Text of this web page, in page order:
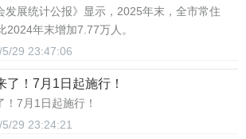
发展统计公报》显示，2025年末，全市常住
2024年末增加7.77万人。
5/29 23:47:06
了！7月1日起施行！
7月1日起施行！
29 23:24:21